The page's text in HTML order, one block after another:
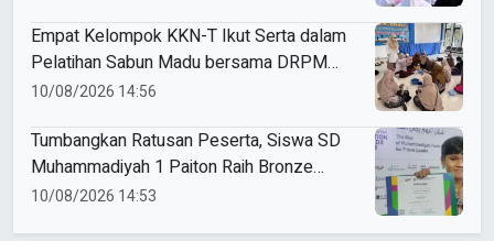
Empat Kelompok KKN-T Ikut Serta dalam
Pelatihan Sabun Madu bersama DRPM
dan PCM
10/08/2026 14:56
Tumbangkan Ratusan Peserta, Siswa SD
Muhammadiyah 1 Paiton Raih Bronze
Medal di MEA 2026
10/08/2026 14:53